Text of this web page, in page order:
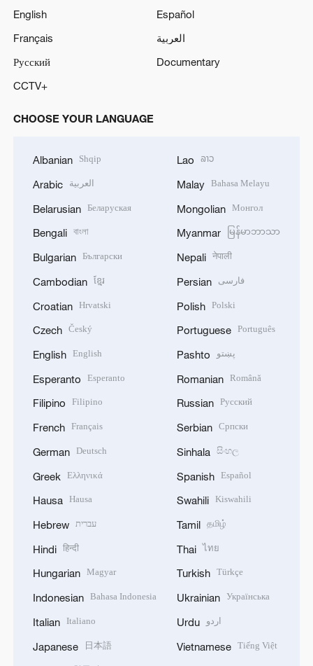
English
Español
Français
العربية
Русский
Documentary
CCTV+
CHOOSE YOUR LANGUAGE
Albanian Shqip
Arabic العربية
Belarusian Беларуская
Bengali বাংলা
Bulgarian Български
Cambodian ខ្មែរ
Croatian Hrvatski
Czech Český
English English
Esperanto Esperanto
Filipino Filipino
French Français
German Deutsch
Greek Ελληνικά
Hausa Hausa
Hebrew עברית
Hindi हिन्दी
Hungarian Magyar
Indonesian Bahasa Indonesia
Italian Italiano
Japanese 日本語
Lao ລາວ
Malay Bahasa Melayu
Mongolian Монгол
Myanmar မြန်မာဘာသာ
Nepali नेपाली
Persian فارسی
Polish Polski
Portuguese Português
Pashto پښتو
Romanian Română
Russian Русский
Serbian Српски
Sinhala සිංහල
Spanish Español
Swahili Kiswahili
Tamil தமிழ்
Thai ไทย
Turkish Türkçe
Ukrainian Українська
Urdu اردو
Vietnamese Tiếng Việt